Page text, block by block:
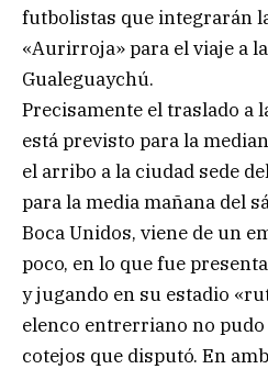
futbolistas que integrarán
«Aurirroja» para el viaje a
Gualeguaychú.
Precisamente el traslado a
está previsto para la
el arribo a la ciudad sede
para la media mañana del
Boca Unidos, viene de un
poco, en lo que fue
y jugando en su estadio
elenco entrerriano no
cotejos que disputó. En